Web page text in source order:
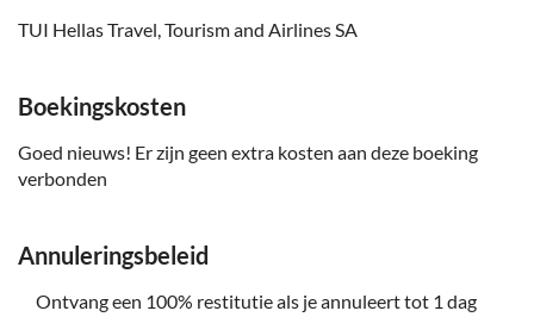
TUI Hellas Travel, Tourism and Airlines SA
Boekingskosten
Goed nieuws! Er zijn geen extra kosten aan deze boeking
verbonden
Annuleringsbeleid
Ontvang een 100% restitutie als je annuleert tot 1 dag